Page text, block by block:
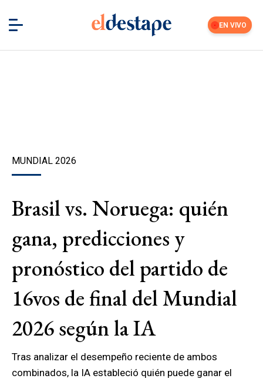
EN VIVO
MUNDIAL 2026
Brasil vs. Noruega: quién
gana, predicciones y
pronóstico del partido de
16vos de final del Mundial
2026 según la IA
Tras analizar el desempeño reciente de ambos
combinados, la IA estableció quién puede ganar el